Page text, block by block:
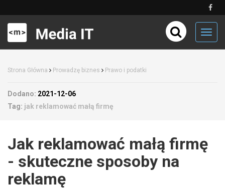
Strona Główna Prowadzę biznes Prawo i podatki
Dodano: 2021-12-06
Tag: jak reklamować małą firmę
Jak reklamować małą firmę
- skuteczne sposoby na
reklamę